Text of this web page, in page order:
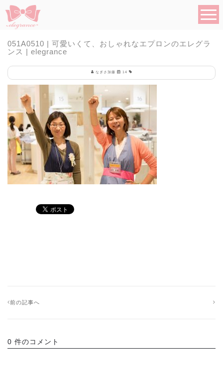
051A0510 | 可愛いくて、おしゃれなエプロンのエレグラ
ンス | elegrance
なぎさ加藤 14
前の記事へ
0 件のコメント